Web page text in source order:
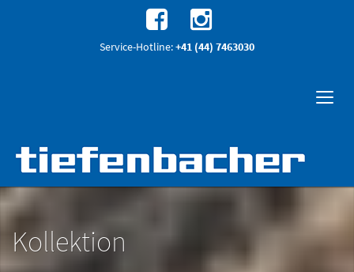
Service-Hotline:+41 (44) 7463030
Kollektion